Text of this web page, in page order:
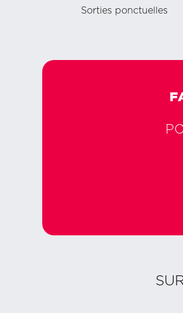
Sorties ponctuelles